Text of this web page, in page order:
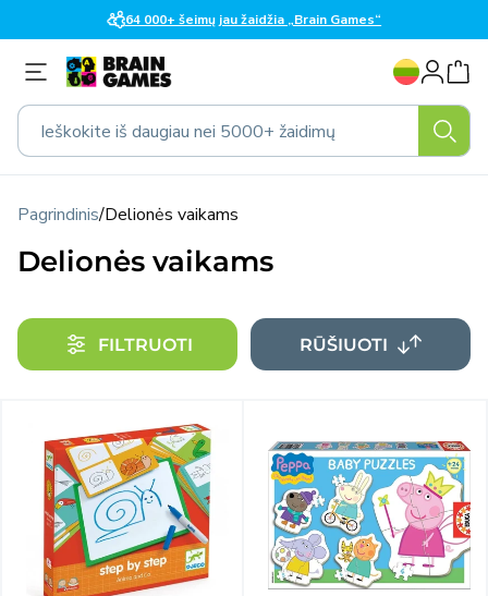
turinį
64 000+ šeimų jau žaidžia „Brain Games“
Ieškokite iš daugiau nei 5000+ žaidimų
K
a
b
Prisijungti
Pagrindinis/Delionės vaikams
Delionės vaikams
FILTRUOTI RŪŠIUOTI